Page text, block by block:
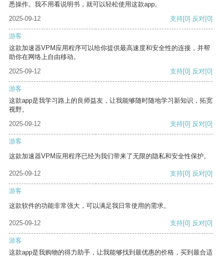
悉操作。我不用看说明书，就可以轻松使用这款app。
2025-09-12
支持[0] 反对[0]
游客
这款加速器VPM应用程序可以给你提供最高速度和安全性的连接，并帮
助你在网络上自由移动。
2025-09-12
支持[0] 反对[0]
游客
这款app是我学习路上的良师益友，让我能够随时随地学习新知识，拓宽
视野。
2025-09-12
支持[0] 反对[0]
游客
这款加速器VPM应用程序已经为我们带来了无限的隐私和安全性保护。
2025-09-12 支持[0] 反对[0]
游客
这款软件的功能非常强大，可以满足我日常使用的需求。
2025-09-12 支持[0] 反对[0]
游客
这款app是我购物的得力助手，让我能够找到最优惠的价格，买到最合适